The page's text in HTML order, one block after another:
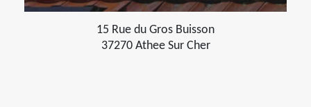
15 Rue du Gros Buisson
37270 Athee Sur Cher